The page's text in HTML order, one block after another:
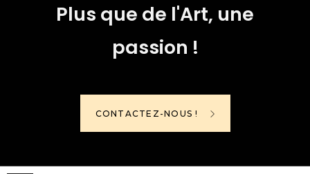
Plus que de l'Art, une
passion !
CONTACTEZ-NOUS !